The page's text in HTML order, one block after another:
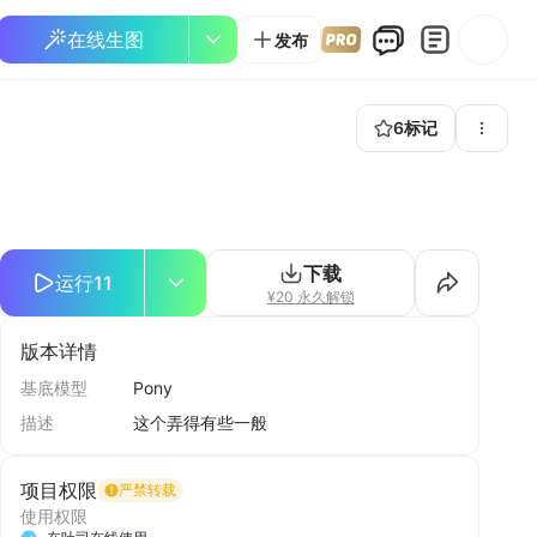
在线生图 发布
6标记
运行11 下载
¥20 永久解锁
版本详情
基底模型
Pony
描述
这个弄得有些一般
项目权限 严禁转载
使用权限